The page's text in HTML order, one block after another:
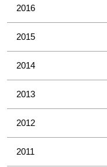
2016
2015
2014
2013
2012
2011